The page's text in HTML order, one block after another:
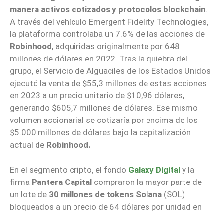
manera activos cotizados y protocolos blockchain.
A través del vehículo Emergent Fidelity Technologies,
la plataforma controlaba un 7.6% de las acciones de
Robinhood, adquiridas originalmente por 648
millones de dólares en 2022. Tras la quiebra del
grupo, el Servicio de Alguaciles de los Estados Unidos
ejecutó la venta de $55,3 millones de estas acciones
en 2023 a un precio unitario de $10,96 dólares,
generando $605,7 millones de dólares. Ese mismo
volumen accionarial se cotizaría por encima de los
$5.000 millones de dólares bajo la capitalización
actual de Robinhood.
En el segmento cripto, el fondo Galaxy Digital y la
firma Pantera Capital compraron la mayor parte de
un lote de 30 millones de tokens Solana (SOL)
bloqueados a un precio de 64 dólares por unidad en